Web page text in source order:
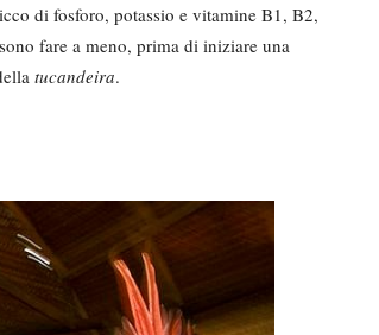
di fosforo, potassio e vitamine B1, B2,
fare a meno, prima di iniziare una
tucandeira.